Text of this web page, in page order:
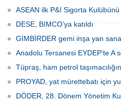
ASEAN ilk P&I Sigorta
DESE, BIMCO’ya katıldı
GİMBİRDER gemi inşa yan
Anadolu Tersanesi EYDEP’te A
Tüpraş, ham petrol
PROYAD, yat mürettebatı için
DÖDER, 28. Dönem Yönetim